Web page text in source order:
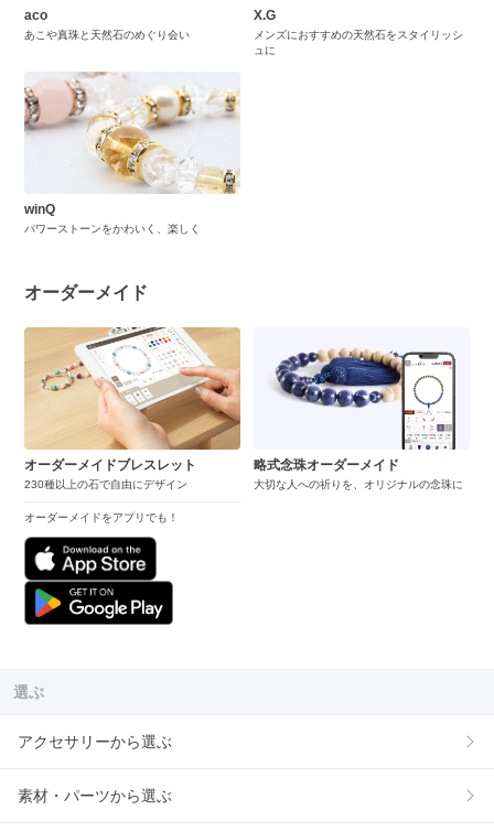
aco
あこや真珠と天然石のめぐり会い
X.G
メンズにおすすめの天然石をスタイリッシ
ュに
winQ
パワーストーンをかわいく、楽しく
オーダーメイド
オーダーメイドブレスレット
230種以上の石で自由にデザイン
オーダーメイドをアプリでも！
略式念珠オーダーメイド
大切な人への祈りを、オリジナルの念珠に
選ぶ
アクセサリーから選ぶ
素材・パーツから選ぶ